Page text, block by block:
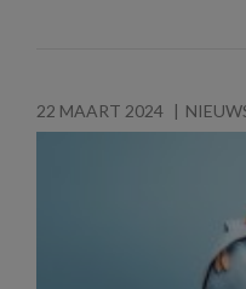
22 MAART 2024